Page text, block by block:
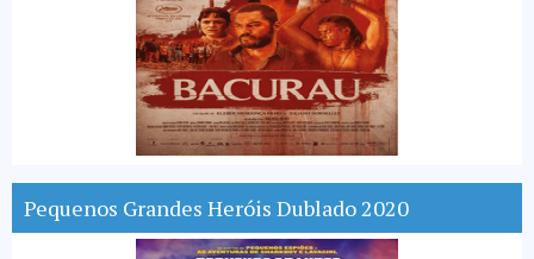
Pequenos Grandes Heróis Dublado 2020